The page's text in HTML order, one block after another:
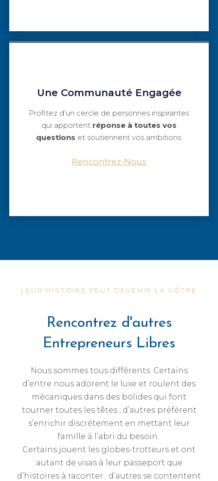
Une Communauté Engagée
Profitez d’un cercle de personnes inspirantes
qui apportent réponse à toutes vos
questions et soutiennent vos ambitions.
Rencontrez-Nous
LEUR HISTOIRE PEUT DEVENIR LA VÔTRE
Rencontrez d'autres
Entrepreneurs Libres
Nous sommes tous différents. Certains
d’entre nous adorent le luxe et roulent des
mécaniques dans des bolides qui font
tourner toutes les têtes ; d’autres préfèrent
s’enrichir discrètement en mettant leur
famille à l’abri du besoin.
Certains jouent les globes-trotteurs et ont
autant de visas à leur passeport que
d’histoires à raconter ; d’autres se contentent